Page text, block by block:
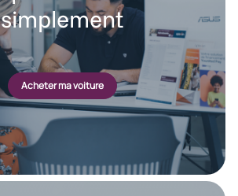
simplement
Acheter ma voiture